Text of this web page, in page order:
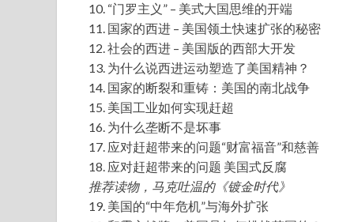
10. “门罗主义” – 美式大国思维的开端
11. 国家的西进 – 美国领土快速扩张的秘密
12. 社会的西进 – 美国版的西部大开发
13. 为什么说西进运动塑造了美国精神？
14. 国家的断裂和重铸：美国的南北战争
15. 美国工业如何实现赶超
16. 为什么垄断不是坏事
17. 应对赶超带来的问题“财富福音”和慈善
18. 应对赶超带来的问题 美国式反腐
推荐读物，马克吐温的《镀金时代》
19. 美国的“中年危机”与海外扩张